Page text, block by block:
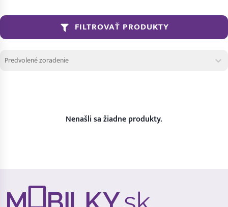
FILTROVAŤ PRODUKTY
Zoradenie produktov
Sort content
Sort content
Nenašli sa žiadne produkty.